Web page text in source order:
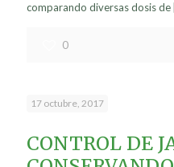
comparando diversas dosis de
0
17 octubre, 2017
CONTROL DE